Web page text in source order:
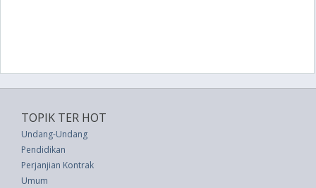
TOPIK TER HOT
Undang-Undang
Pendidikan
Perjanjian Kontrak
Umum